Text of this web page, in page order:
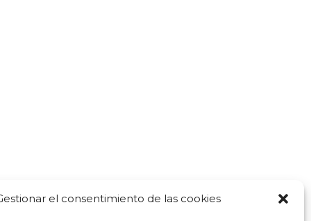
el consentimiento de las cookies